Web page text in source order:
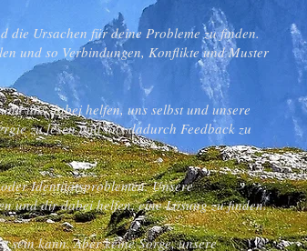
die Ursachen für deine Probleme zu finden.
und so Verbindungen, Konflikte und Muster
uns dabei helfen, uns selbst und unsere
zu lesen und uns dadurch Feedback zu
Identitätsproblemen. Unsere
und dir dabei helfen, eine Lösung zu finden.
sein kann. Aber keine Sorge, unsere